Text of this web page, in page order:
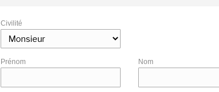
Civilité
Prénom Nom